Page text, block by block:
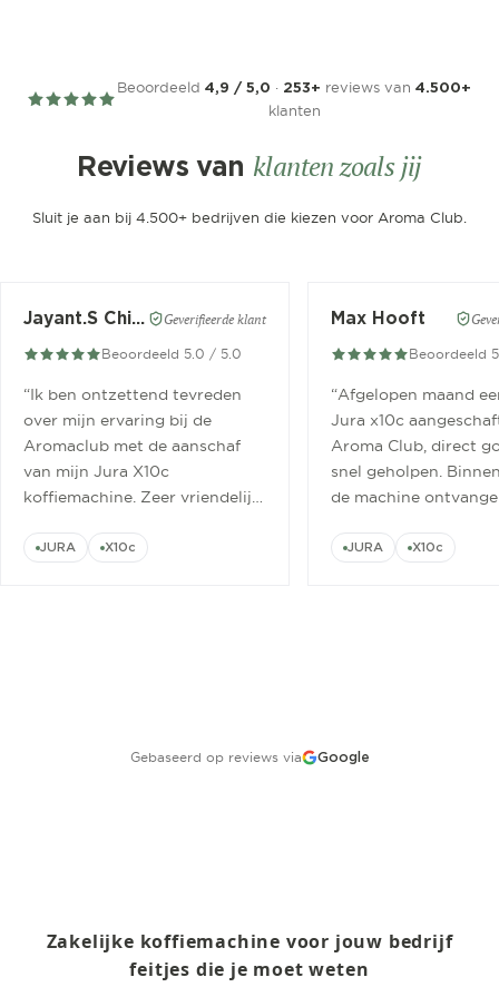
Beoordeeld 4,9 / 5,0 · 253+ reviews van 4.500+
klanten
Reviews van klanten zoals jij
Sluit je aan bij 4.500+ bedrijven die kiezen voor Aroma Club.
Jayant.S Chitaroe Geverifieerde klant
Beoordeeld 5.0 / 5.0
“Ik ben ontzettend tevreden
over mijn ervaring bij de
Aromaclub met de aanschaf
van mijn Jura X10c
koffiemachine. Zeer vriendelijk
JURA X10c
Max Hooft
Beoordeeld
“Afgelopen maand
Jura x10c
Aroma Club, direct
snel geholpen.
de machine
JURA X10c
Gebaseerd op reviews via Google
Zakelijke koffiemachine voor jouw bedrijf
feitjes die je moet weten